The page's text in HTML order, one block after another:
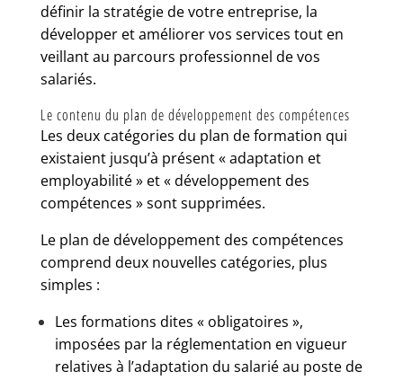
définir la stratégie de votre entreprise, la
développer et améliorer vos services tout en
veillant au parcours professionnel de vos
salariés.
Le contenu du plan de développement des compétences
Les deux catégories du plan de formation qui
existaient jusqu’à présent « adaptation et
employabilité » et « développement des
compétences » sont supprimées.
Le plan de développement des compétences
comprend deux nouvelles catégories, plus
simples :
Les formations dites « obligatoires »,
imposées par la réglementation en vigueur
relatives à l’adaptation du salarié au poste de